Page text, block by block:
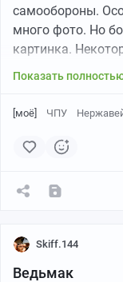
самообороны.
много фото. Но
картинка.
Показать
[моё] ЧПУ
Skiff.144
Ведьмак